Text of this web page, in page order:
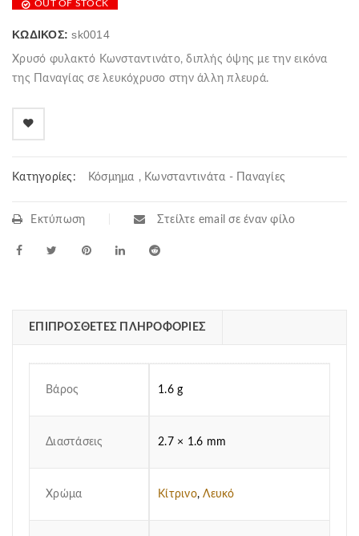
OUT OF STOCK
ΚΩΔΙΚΌΣ:sk0014
Χρυσό φυλακτό Κωνσταντινάτο, διπλής όψης με την εικόνα
της Παναγίας σε λευκόχρυσο στην άλλη πλευρά.
Κατηγορίες: Κόσμημα , Κωνσταντινάτα - Παναγίες
Εκτύπωση Στείλτε email σε έναν φίλο
ΕΠΙΠΡΌΣΘΕΤΕΣ ΠΛΗΡΟΦΟΡΊΕΣ
Βάρος 1.6 g
Διαστάσεις 2.7 × 1.6 mm
Χρώμα Κίτρινο,Λευκό